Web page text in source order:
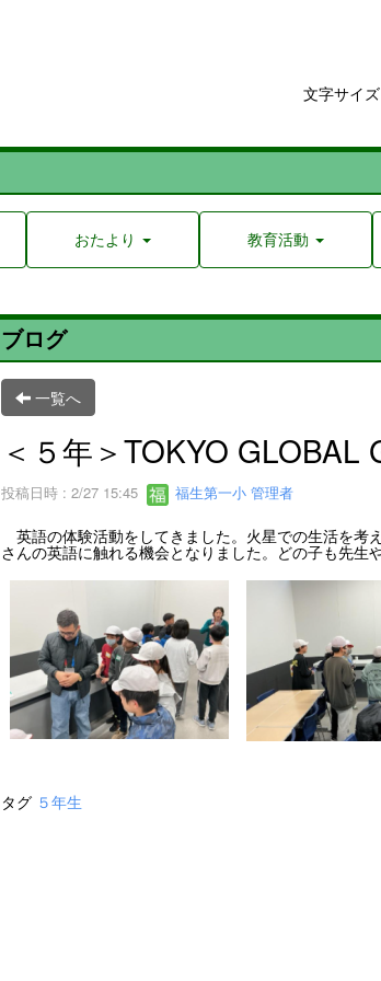
文字サイズ
おたより 教育活動
ブログ
一覧へ
＜５年＞TOKYO GLOBAL
投稿日時 : 2/27 15:45 福生第一小 管理者
英語の体験活動をしてきました。火星での生活を考
さんの英語に触れる機会となりました。どの子も先生
タグ ５年生